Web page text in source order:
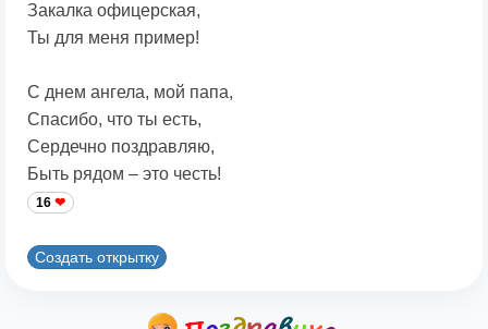
Закалка офицерская,
Ты для меня пример!
С днем ангела, мой папа,
Спасибо, что ты есть,
Сердечно поздравляю,
Быть рядом – это честь!
16
Создать открытку